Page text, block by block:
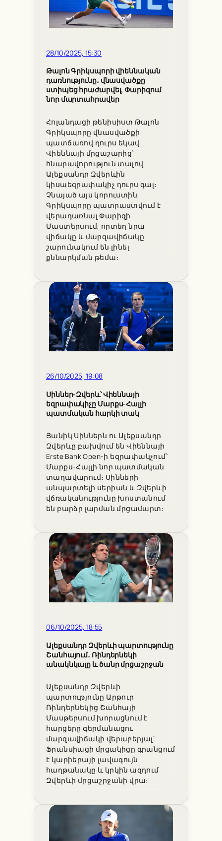
28/10/2025, 15:30
Թալոն Գրիկսպորի վիեննական
դառնությունը․ վնասվածքը
ստիպեց հրաժարվել, Փարիզում
նոր մարտահրավեր
Հոլանդացի թենիսիստ Թալոն
Գրիկսպորը վնասվածքի
պատճառով դուրս եկավ
Վիեննայի մրցաշարից՝
հնարավորություն տալով
Ալեքսանդր Զվերևին
կիսաեզրափակիչ դուրս գալ։
Չնայած այս կորուստին,
Գրիկսպորը պատրաստվում է
վերադառնալ Փարիզի
Մաստերսում, որտեղ նրա
վիճակը և մարզավիճակը
շարունակում են լինել
քննարկման թեմա։
26/10/2025, 19:08
Սիններ-Զվերև՝ Վիեննայի
եզրափակիչը Մարքս-Հալլի
պատմական հարկի տակ
Յանիկ Սիններն ու Ալեքսանդր
Զվերևը բախվում են Վիեննայի
Erste Bank Open-ի եզրափակչում՝
Մարքս-Հալլի նոր պատմական
տաղավարում։ Սինների
անպարտելի սերիան և Զվերևի
վճռականությունը խոստանում
են բարձր լարման մրցամարտ։
06/10/2025, 18:55
Ալեքսանդր Զվերևի պարտությունը
Շանհայում․ Ռինդերնեկի
անակնկալը և ծանր մրցաշրջան
Ալեքսանդր Զվերևի
պարտությունը Արթուր
Ռինդերնեկից Շանհայի
Մասթերսում խորացնում է
հարցերը գերմանացու
մարզավիճակի վերաբերյալ՝
Ֆրանսիացի մրցակիցը գրանցում
է կարիերայի լավագույն
հաղթանակը և կրկին ազդում
Զվերևի մրցաշրջանի վրա։